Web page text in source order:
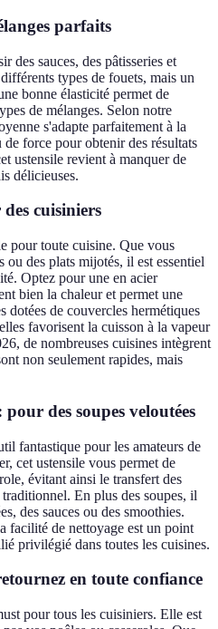
parfaits
des sauces, des pâtisseries et
types de fouets, mais un
bonne élasticité permet de
de mélanges. Selon notre
s'adapte parfaitement à la
de force pour obtenir des résultats
ustensile revient à manquer de
délicieuses.
cuisiniers
pour toute cuisine. Que vous
ou des plats mijotés, il est essentiel
Optez pour une en acier
bien la chaleur et permet une
dotées de couvercles hermétiques
favorisent la cuisson à la vapeur
de nombreuses cuisines intègrent
non seulement rapides, mais
des soupes veloutées
fantastique pour les amateurs de
cet ustensile vous permet de
évitant ainsi le transfert des
En plus des soupes, il
des sauces ou des smoothies.
facilité de nettoyage est un point
privilégié dans toutes les cuisines.
en toute confiance
pour tous les cuisiniers. Elle est